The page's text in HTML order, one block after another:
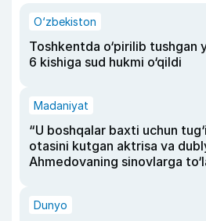
O‘zbekiston
Toshkentda o‘pirilib tushgan
6 kishiga sud hukmi o‘qildi
Madaniyat
“U boshqalar baxti uchun
otasini kutgan aktrisa va
Ahmedovaning sinovlarga
Dunyo